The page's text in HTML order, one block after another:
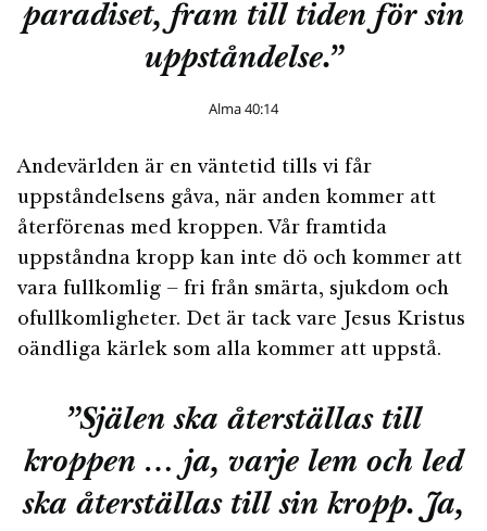
paradiset, fram till tiden för sin
uppståndelse.”
Alma 40:14
Andevärlden är en väntetid tills vi får
uppståndelsens gåva, när anden kommer att
återförenas med kroppen. Vår framtida
uppståndna kropp kan inte dö och kommer att
vara fullkomlig – fri från smärta, sjukdom och
ofullkomligheter. Det är tack vare Jesus Kristus
oändliga kärlek som alla kommer att uppstå.
”Själen ska återställas till
kroppen … ja, varje lem och led
ska återställas till sin kropp. Ja,